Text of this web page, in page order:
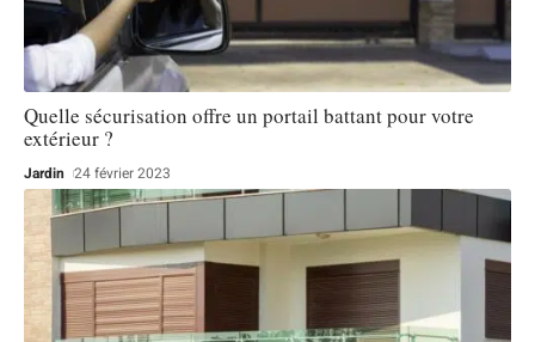
Quelle sécurisation offre un portail battant pour votre
extérieur ?
Jardin 24 février 2023